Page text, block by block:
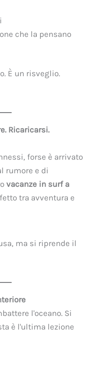
che la pensano
È un risveglio.
Ricaricarsi.
forse è arrivato
rumore e di
vacanze in surf a
tra avventura e
ma si riprende il
l'oceano. Si
è l'ultima lezione